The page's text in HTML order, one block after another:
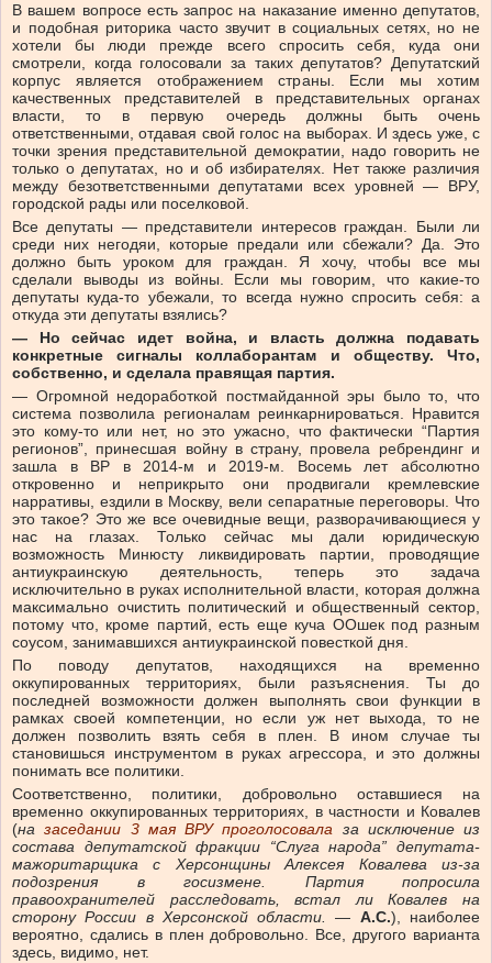
В вашем вопросе есть запрос на наказание именно депутатов,
и подобная риторика часто звучит в социальных сетях, но не
хотели бы люди прежде всего спросить себя, куда они
смотрели, когда голосовали за таких депутатов? Депутатский
корпус является отображением страны. Если мы хотим
качественных представителей в представительных органах
власти, то в первую очередь должны быть очень
ответственными, отдавая свой голос на выборах. И здесь уже, с
точки зрения представительной демократии, надо говорить не
только о депутатах, но и об избирателях. Нет также различия
между безответственными депутатами всех уровней — ВРУ,
городской рады или поселковой.
Все депутаты — представители интересов граждан. Были ли
среди них негодяи, которые предали или сбежали? Да. Это
должно быть уроком для граждан. Я хочу, чтобы все мы
сделали выводы из войны. Если мы говорим, что какие-то
депутаты куда-то убежали, то всегда нужно спросить себя: а
откуда эти депутаты взялись?
—
Но сейчас идет война, и власть должна подавать
конкретные сигналы коллаборантам и обществу. Что,
собственно, и сделала правящая партия.
— Огромной недоработкой постмайданной эры было то, что
система позволила регионалам реинкарнироваться. Нравится
это кому-то или нет, но это ужасно, что фактически “Партия
регионов”, принесшая войну в страну, провела ребрендинг и
зашла в ВР в 2014-м и 2019-м. Восемь лет абсолютно
откровенно и неприкрыто они продвигали кремлевские
нарративы, ездили в Москву, вели сепаратные переговоры. Что
это такое? Это же все очевидные вещи, разворачивающиеся у
нас на глазах. Только сейчас мы дали юридическую
возможность Минюсту ликвидировать партии, проводящие
антиукраинскую деятельность, теперь это задача
исключительно в руках исполнительной власти, которая должна
максимально очистить политический и общественный сектор,
потому что, кроме партий, есть еще куча ООшек под разным
соусом, занимавшихся антиукраинской повесткой дня.
По поводу депутатов, находящихся на временно
оккупированных территориях, были разъяснения. Ты до
последней возможности должен выполнять свои функции в
рамках своей компетенции, но если уж нет выхода, то не
должен позволить взять себя в плен. В ином случае ты
становишься инструментом в руках агрессора, и это должны
понимать все политики.
Соответственно, политики, добровольно оставшиеся на
временно оккупированных территориях, в частности и Ковалев
(назаседании 3 мая ВРУ проголосовала за исключение из
состава депутатской фракции “Слуга народа” депутата-
мажоритарщика с Херсонщины Алексея Ковалева из-за
подозрения в госизмене. Партия попросила
правоохранителей расследовать, встал ли Ковалев на
сторону России в Херсонской области.
— А.С.), наиболее
вероятно, сдались в плен добровольно. Все, другого варианта
здесь, видимо, нет.